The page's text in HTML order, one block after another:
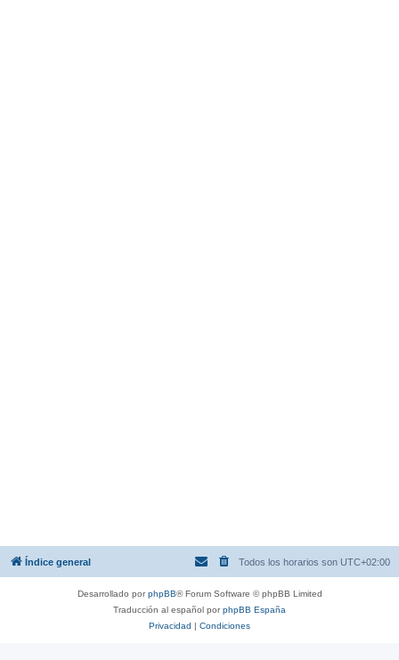
Índice general Todos los horarios son UTC+02:00
Desarrollado porphpBB® Forum Software © phpBB Limited
Traducción al español porphpBB España
Privacidad | Condiciones